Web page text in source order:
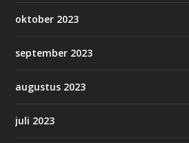
oktober 2023
september 2023
augustus 2023
juli 2023